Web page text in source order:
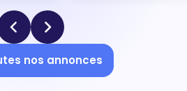
nos annonces